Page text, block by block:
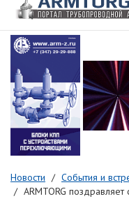
Новости
События и
ARMTORG